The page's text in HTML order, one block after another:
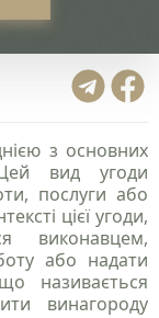
з основних
вид угоди
послуги або
цієї угоди,
виконавцем,
або надати
називається
винагороду